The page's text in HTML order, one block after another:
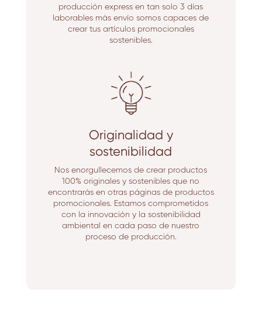
producción express en tan solo 3 días
laborables más envío somos capaces de
crear tus artículos promocionales
sostenibles.
Originalidad y
sostenibilidad
Nos enorgullecemos de crear productos
100% originales y sostenibles que no
encontrarás en otras páginas de productos
promocionales. Estamos comprometidos
con la innovación y la sostenibilidad
ambiental en cada paso de nuestro
proceso de producción.